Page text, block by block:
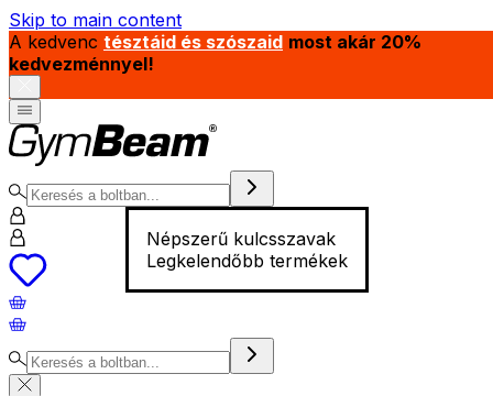
Skip to main content
A kedvenc tésztáid és szószaid most akár 20%
kedvezménnyel!
Népszerű kulcsszavak
Legkelendőbb termékek